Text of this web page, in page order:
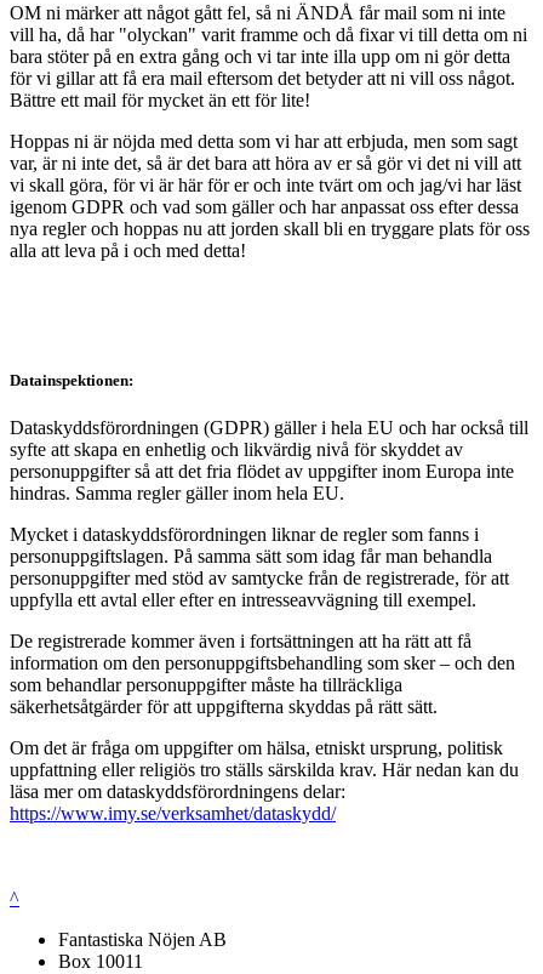
OM ni märker att något gått fel, så ni ÄNDÅ får mail som ni inte
vill ha, då har "olyckan" varit framme och då fixar vi till detta om ni
bara stöter på en extra gång och vi tar inte illa upp om ni gör detta
för vi gillar att få era mail eftersom det betyder att ni vill oss något.
Bättre ett mail för mycket än ett för lite!
Hoppas ni är nöjda med detta som vi har att erbjuda, men som sagt
var, är ni inte det, så är det bara att höra av er så gör vi det ni vill att
vi skall göra, för vi är här för er och inte tvärt om och jag/vi har läst
igenom GDPR och vad som gäller och har anpassat oss efter dessa
nya regler och hoppas nu att jorden skall bli en tryggare plats för oss
alla att leva på i och med detta!
Datainspektionen:
Dataskyddsförordningen (GDPR) gäller i hela EU och har också till
syfte att skapa en enhetlig och likvärdig nivå för skyddet av
personuppgifter så att det fria flödet av uppgifter inom Europa inte
hindras. Samma regler gäller inom hela EU.
Mycket i dataskyddsförordningen liknar de regler som fanns i
personuppgiftslagen. På samma sätt som idag får man behandla
personuppgifter med stöd av samtycke från de registrerade, för att
uppfylla ett avtal eller efter en intresseavvägning till exempel.
De registrerade kommer även i fortsättningen att ha rätt att få
information om den personuppgiftsbehandling som sker – och den
som behandlar personuppgifter måste ha tillräckliga
säkerhetsåtgärder för att uppgifterna skyddas på rätt sätt.
Om det är fråga om uppgifter om hälsa, etniskt ursprung, politisk
uppfattning eller religiös tro ställs särskilda krav. Här nedan kan du
läsa mer om dataskyddsförordningens delar:
https://www.imy.se/verksamhet/dataskydd/
^
Fantastiska Nöjen AB
Box 10011